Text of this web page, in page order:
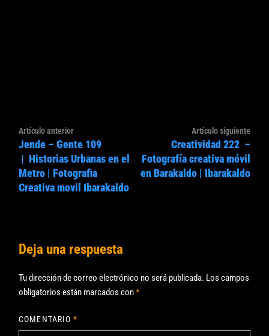
Navegación
de
entradas
Artículo anteriorArtículo
anterior:
Jende – Gente 109
| Historias Urbanas en el
Metro | Fotografia
Creativa movil Ibarakaldo
Artículo siguiente
Creatividad 222 –
Fotografía creativa móvil
en Barakaldo | Ibarakaldo
Deja una respuesta
Tu dirección de correo electrónico no será publicada. Los campos
obligatorios están marcados con*
COMENTARIO*